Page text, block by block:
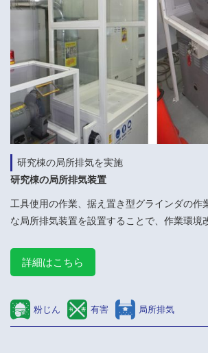
研究棟の局所排気を実施
研究棟の局所排気装置
工具使用の作業、据え置き型グラインダの作
な局所排気装置を設置することで、作業環境
詳細はこちら
粉じん 有害 局所排気